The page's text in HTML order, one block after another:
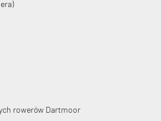
rowerów Dartmoor